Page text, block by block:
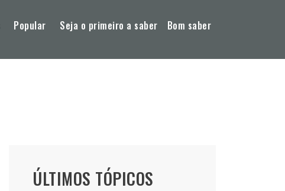
Popular Seja o primeiro a saber Bom saber
ÚLTIMOS TÓPICOS